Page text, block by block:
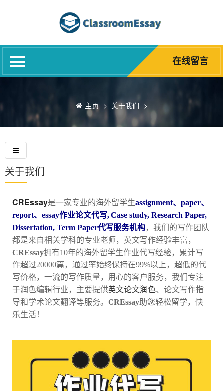
网课代修
Blog
关于我们
常见问题
在线留言
主页 > 关于我们 >
关于我们
CREssay是一家专业的海外留学生assignment、paper、
report、essay作业论文代写, Case study, Research Paper,
Dissertation, Term Paper代写服务机构，我们的写作团队
都是来自相关学科的专业老师，英文写作经验丰富，
CREssay拥有10年的海外留学生作业代写经验，累计写
作超过20000篇，通过率始终保持在99%以上，超低的代
写价格，一流的写作质量，用心的客户服务，我们专注
于润色编辑行业，主要提供英文论文润色、论文写作指
导和学术论文翻译等服务。 CREssay助您轻松留学，快
乐生活！